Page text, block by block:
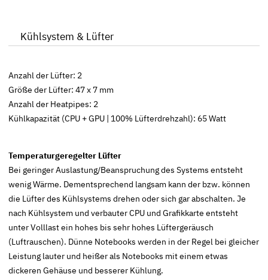
Kühlsystem & Lüfter
Anzahl der Lüfter: 2
Größe der Lüfter: 47 x 7 mm
Anzahl der Heatpipes: 2
Kühlkapazität (CPU + GPU | 100% Lüfterdrehzahl): 65 Watt
Temperaturgeregelter Lüfter
Bei geringer Auslastung/Beanspruchung des Systems entsteht
wenig Wärme. Dementsprechend langsam kann der bzw. können
die Lüfter des Kühlsystems drehen oder sich gar abschalten. Je
nach Kühlsystem und verbauter CPU und Grafikkarte entsteht
unter Volllast ein hohes bis sehr hohes Lüftergeräusch
(Luftrauschen). Dünne Notebooks werden in der Regel bei gleicher
Leistung lauter und heißer als Notebooks mit einem etwas
dickeren Gehäuse und besserer Kühlung.